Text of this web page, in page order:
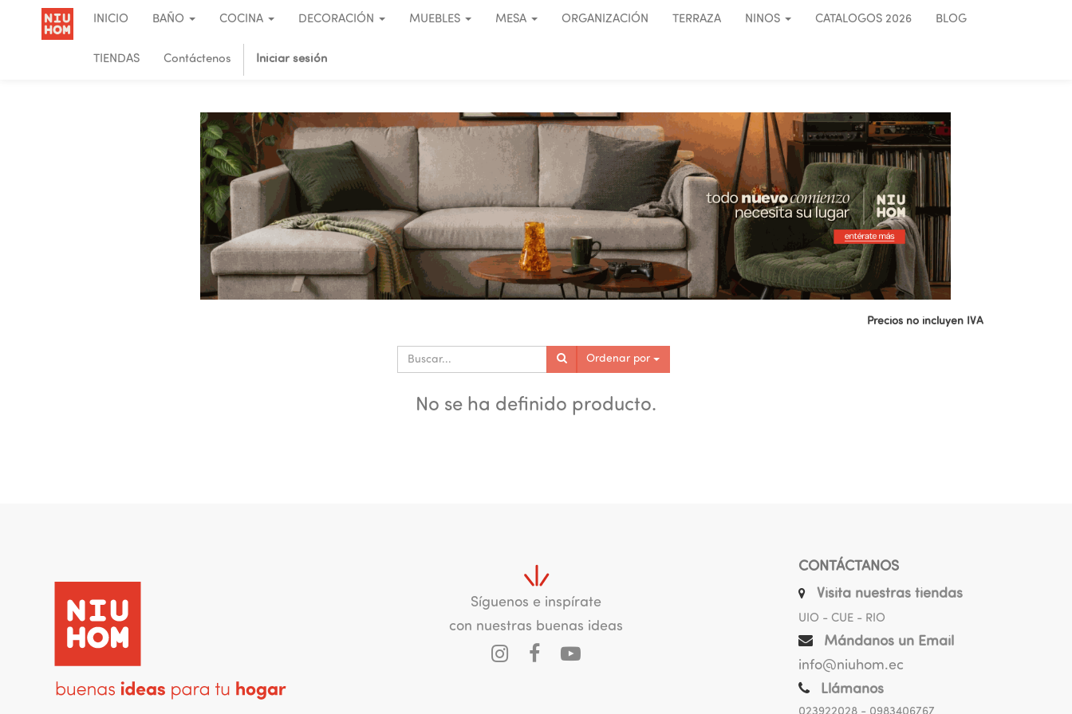
INICIO BAÑO COCINA DECORACIÓN MUEBLES MESA ORGANIZACIÓN TERRAZA NINOS CATALOGOS 2026 BLOG
TIENDAS Contáctenos Iniciar sesión
.
Precios no incluyen IVA
Ordenar por
No se ha definido producto.
Síguenos e inspírate
con nuestras buenas ideas
CONTÁCTANOS
Visita nuestras tiendas
UIO - CUE - RIO
Mándanos un Email
info@niuhom.ec
Llámanos